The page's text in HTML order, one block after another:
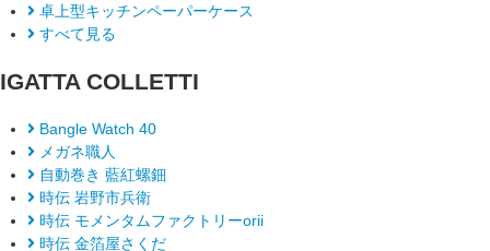
卓上型キッチンペーパーケース
すべて見る
IGATTA COLLETTI
Bangle Watch 40
メガネ職人
自動巻き 藍紅螺鈿
時伝 岩野市兵衛
時伝 モメンタムファクトリーorii
時伝 金箔屋さくだ